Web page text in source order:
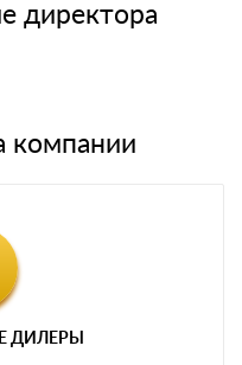
самовывоза.
директора
компании
ДИЛЕРЫ